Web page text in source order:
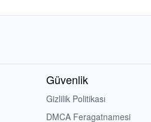
Güvenlik
Gizlilik Politikası
DMCA Feragatnamesi